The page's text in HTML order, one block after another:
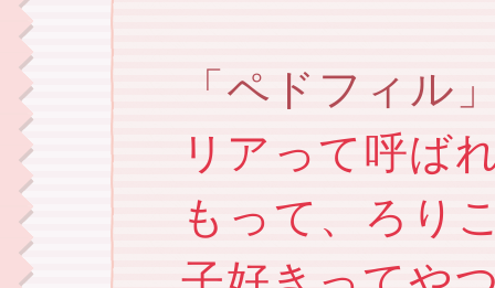
ペドフィル
リアって呼ば
もって、ろり